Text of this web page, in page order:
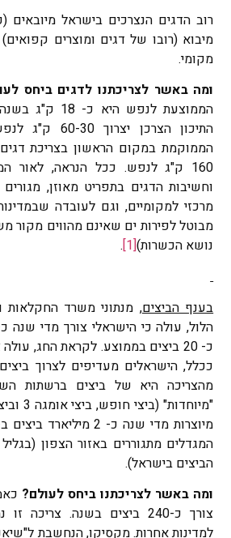
מקומי.
ומה באשר לצריכתנו לדגים ביחס
הממוצעת לנפש
התיכון הצרכן
הממוקמת במקום הראשון בצריכת
160 ק"ג לנפש. ככל הנראה, לאור
וחשיבות הדגים בתפריט מאוזן, מגורים
מרכזי למקומיים, וגם לעובדה
מבוטל לפירות ים שאינם מהווים מקור
נושא הכשרות)[1]
.
בענף הביצים, מנתוני משרד החקלאות
מהצריכה היא של ביצים ברשתות
הביצים בישראל).
ומה באשר לצריכתנו ביחס לעולם?
צורך כ-240 ביצים בשנה.
למדינות אחרות. מקסיקו, הנחשבת